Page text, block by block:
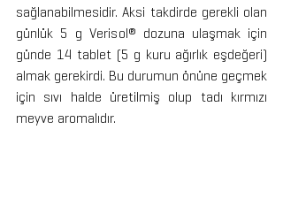
sağlanabilmesidir. Aksi takdirde gerekli olan
günlük 5 g Verisol® dozuna ulaşmak için
günde 14 tablet (5 g kuru ağırlık eşdeğeri)
almak gerekirdi. Bu durumun önüne geçmek
için sıvı halde üretilmiş olup tadı kırmızı
meyve aromalıdır.